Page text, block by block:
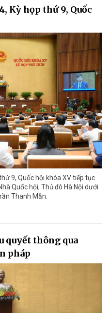
Kỳ họp thứ 9, Quốc
9, Quốc hội khóa XV tiếp tục
Quốc hội, Thủ đô Hà Nội dưới
Thanh Mẫn.
quyết thông qua
pháp